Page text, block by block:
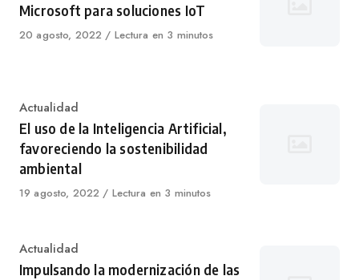
Microsoft para soluciones IoT
Published
20 agosto, 2022 Lectura en 3 minutos
Category
Actualidad
El uso de la Inteligencia Artificial,
favoreciendo la sostenibilidad
ambiental
Published
19 agosto, 2022 Lectura en 3 minutos
Category
Actualidad
Impulsando la modernización de las